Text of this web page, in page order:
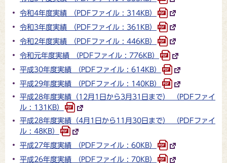
令和4年度実績 （PDFファイル : 314KB）
令和3年度実績 （PDFファイル : 361KB）
令和2年度実績 （PDFファイル : 446KB）
令和元年度実績 （PDFファイル : 776KB）
平成30年度実績 （PDFファイル : 614KB）
平成29年度実績 （PDFファイル : 140KB）
平成28年度実績（12月1日から3月31日まで） （PDFファイ
ル : 131KB）
平成28年度実績（4月1日から11月30日まで） （PDFファイ
ル : 48KB）
平成27年度実績 （PDFファイル : 60KB）
平成26年度実績 （PDFファイル : 70KB）